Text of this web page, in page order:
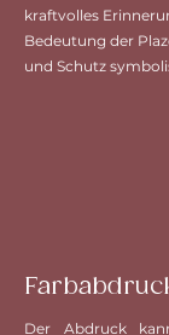
kraftvolles
Bedeutung der
und Schutz
Der Abdruck